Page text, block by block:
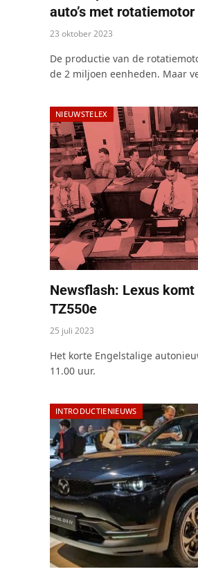
auto’s met rotatiemotor
23 oktober 2023
De productie van de
de 2 miljoen eenheden. Maar
NIEUWSTELEX
Newsflash: Lexus
TZ550e
25 juli 2023
Het korte Engelstalige
11.00 uur.
INTRODUCTIENIEUWS